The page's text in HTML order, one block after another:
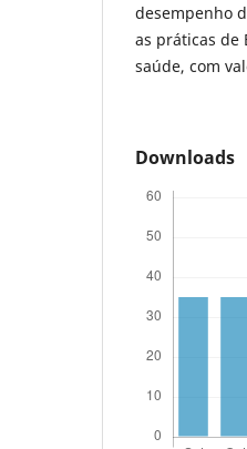
desempenho
as práticas de
saúde, com
Downloads